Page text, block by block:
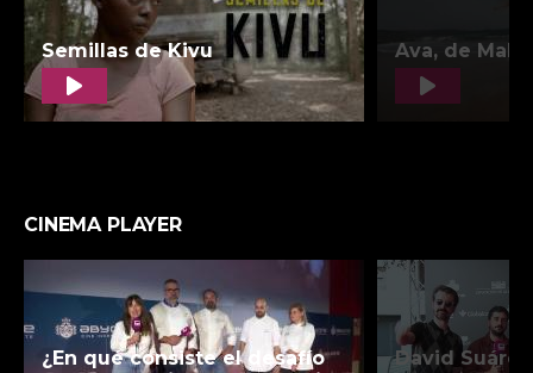
CINEMA PLAYER